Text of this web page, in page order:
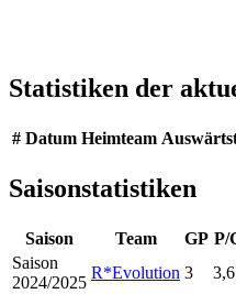
Statistiken der
# Datum Heimteam
Saisonstatistiken
Saison Team GP P/
Saison
2024/2025
R*Evolution 3